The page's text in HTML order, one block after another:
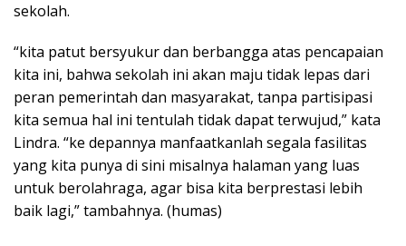
sekolah.
“kita patut bersyukur dan berbangga atas pencapaian
kita ini, bahwa sekolah ini akan maju tidak lepas dari
peran pemerintah dan masyarakat, tanpa partisipasi
kita semua hal ini tentulah tidak dapat terwujud,” kata
Lindra. “ke depannya manfaatkanlah segala fasilitas
yang kita punya di sini misalnya halaman yang luas
untuk berolahraga, agar bisa kita berprestasi lebih
baik lagi,” tambahnya. (humas)